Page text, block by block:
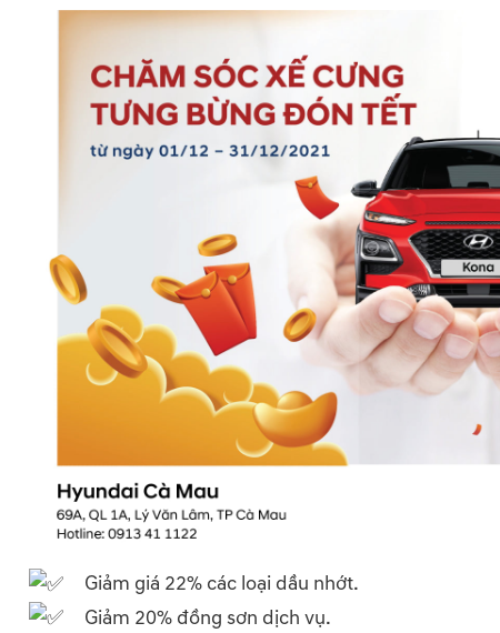
Giảm giá 22% các loại dầu nhớt.
Giảm 20% đồng sơn dịch vụ.